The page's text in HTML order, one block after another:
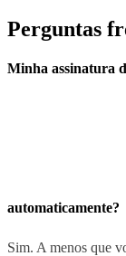
Perguntas
Minha assinatura
automaticamente?
Sim. A menos que